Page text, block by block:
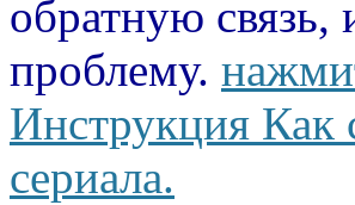
обратную
проблему.
Инструкция Как
сериала.